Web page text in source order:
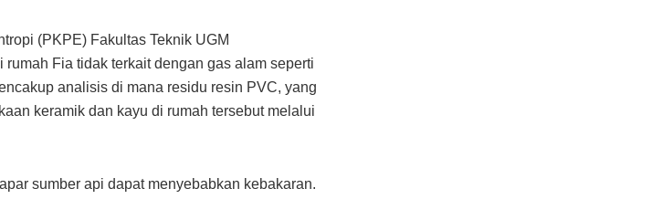
(PKPE) Fakultas Teknik UGM
Fia tidak terkait dengan gas alam seperti
analisis di mana residu resin PVC, yang
keramik dan kayu di rumah tersebut melalui
sumber api dapat menyebabkan kebakaran.